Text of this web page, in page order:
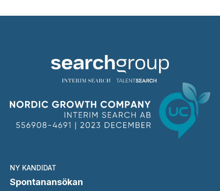
NY KANDIDAT
Spontanansökan